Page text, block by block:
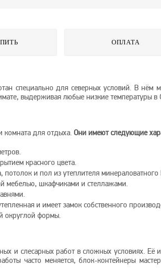
ОПЛАТА
специально для северных условий. В
выдерживая любые низкие температуры в
комната для отдыха. Они имеют следующие
красного цвета.
и пол из утеплителя минераловатного
мебелью, шкафчиками и стеллажами.
и имеет замок собственного
округлой формы.
и слесарных работ в сложных условиях. Её
часто меняется, блок-контейнеры